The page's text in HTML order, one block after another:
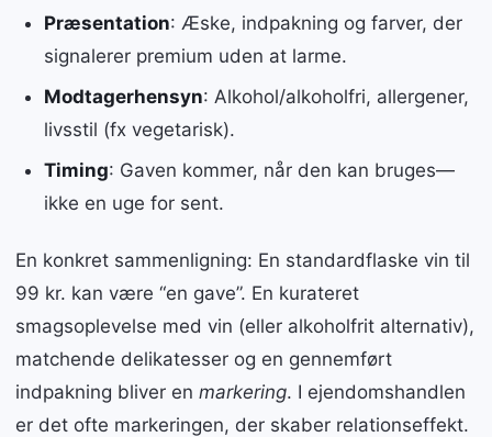
Præsentation: Æske, indpakning og farver, der
signalerer premium uden at larme.
Modtagerhensyn: Alkohol/alkoholfri, allergener,
livsstil (fx vegetarisk).
Timing: Gaven kommer, når den kan bruges—
ikke en uge for sent.
En konkret sammenligning: En standardflaske vin til
99 kr. kan være “en gave”. En kurateret
smagsoplevelse med vin (eller alkoholfrit alternativ),
matchende delikatesser og en gennemført
indpakning bliver en markering. I ejendomshandlen
er det ofte markeringen, der skaber relationseffekt.